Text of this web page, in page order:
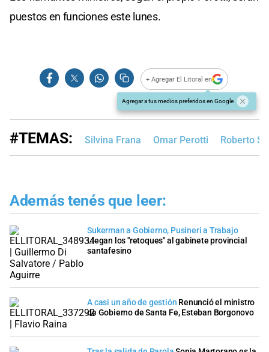
puestos en funciones este lunes.
+ Agregar El Litoral en
Agregar a tus medios preferidos en Google
#TEMAS: Silvina Frana Omar Perotti Roberto
Además tenés que leer:
Sukerman a Gobierno, Pusineri a Trabajo
Llegan los "retoques" al gabinete provincial
santafesino
A casi un año de gestión Renunció el ministro
de Gobierno de Santa Fe, Esteban Borgonovo